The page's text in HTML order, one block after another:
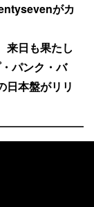
がカ
来日も果たし
パンク・バ
日本盤がリリ